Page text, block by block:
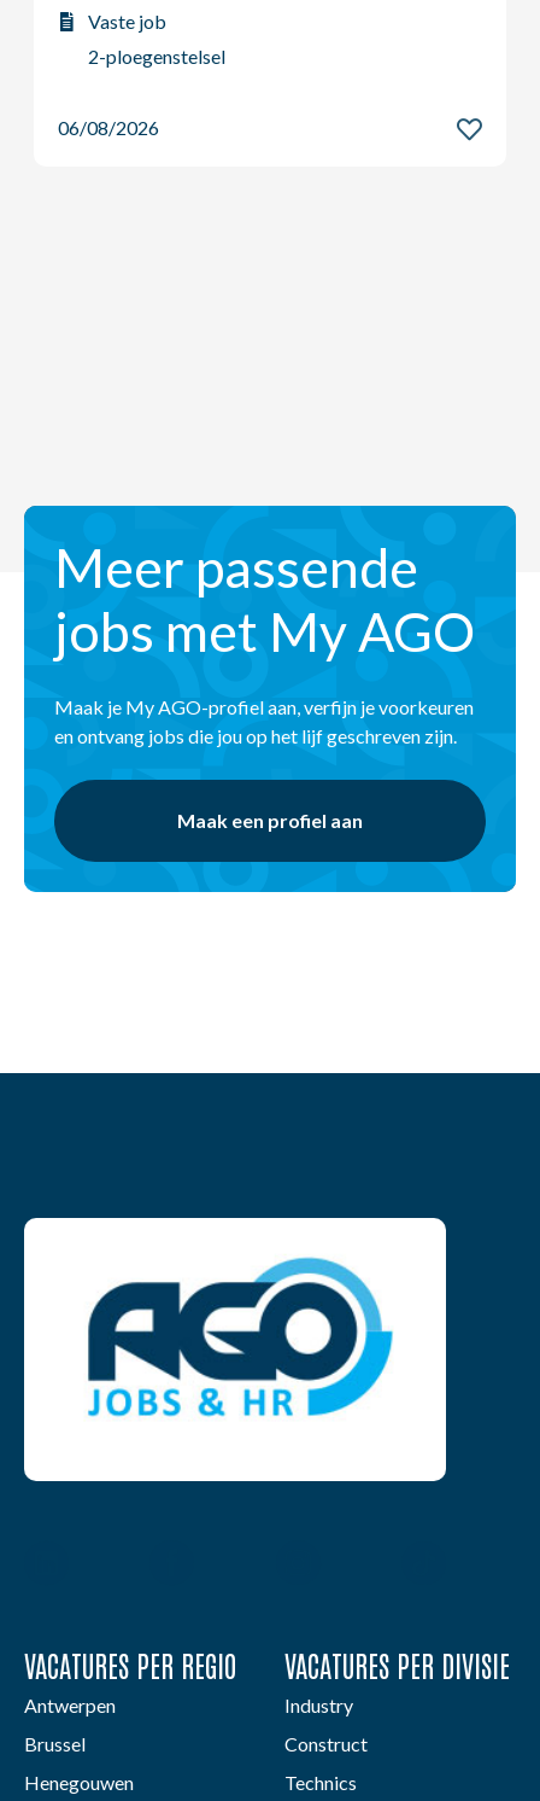
Dag - Voltijds
Meer passende
jobs met My AGO
Maak je My AGO-profiel aan, verfijn je voorkeuren
en ontvang jobs die jou op het lijf geschreven zijn.
Maak een profiel aan
VACATURES PER REGIO
Antwerpen
Brussel
Henegouwen
VACATURES PER DIVISIE
Industry
Construct
Technics